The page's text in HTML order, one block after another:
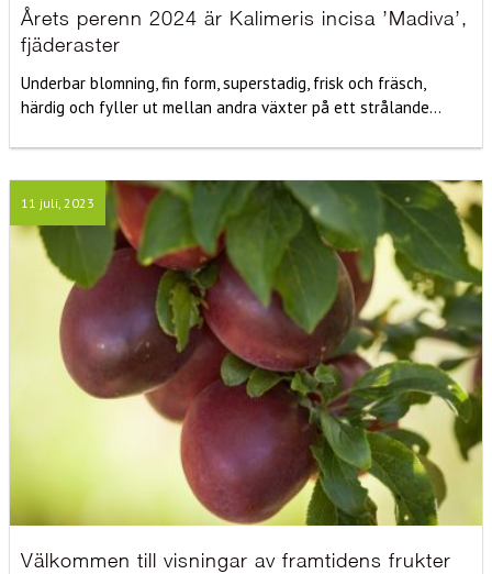
Årets perenn 2024 är Kalimeris incisa ’Madiva’,
fjäderaster
Underbar blomning, fin form, superstadig, frisk och fräsch,
härdig och fyller ut mellan andra växter på ett strålande...
11 juli, 2023
Välkommen till visningar av framtidens frukter